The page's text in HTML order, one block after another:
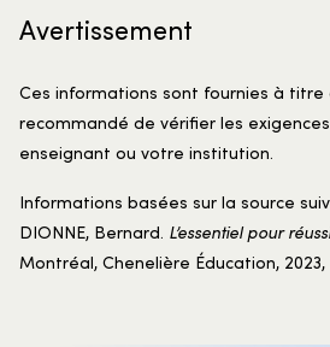
Avertissement
Ces informations sont fournies à titre
recommandé de vérifier les
enseignant ou votre institution.
Informations basées sur la source
DIONNE, Bernard. L’essentiel pour
Montréal, Chenelière Éducation, 2023,